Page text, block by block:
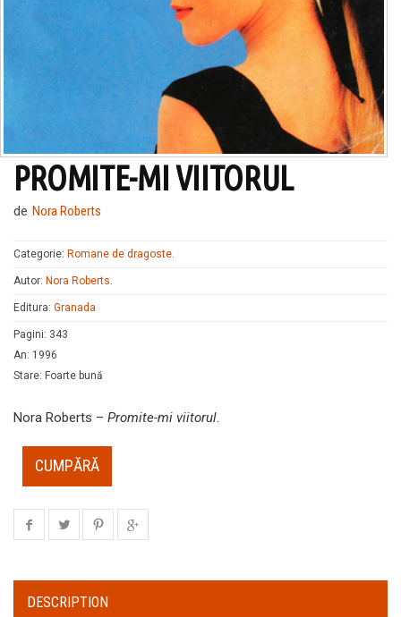
PROMITE-MI VIITORUL
de Nora Roberts
Categorie: Romane de dragoste
Autor: Nora Roberts
Editura: Granada
Pagini: 343
An: 1996
Stare: Foarte bună
Nora Roberts – Promite-mi viitorul.
CUMPĂRĂ
DESCRIPTION